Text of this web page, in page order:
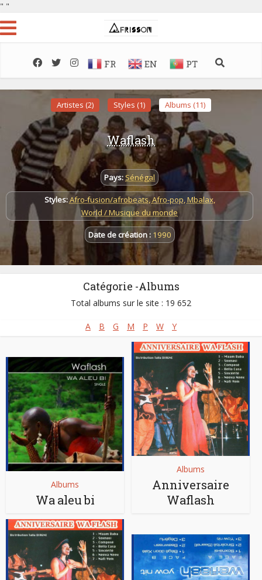
" "
FR EN PT
Artistes (2) Styles (1) Albums (11)
Waflash
Pays: Sénégal
Styles:Afro-fusion/afrobeats,Afro-pop,Mbalax,
World / Musique du monde
Date de création : 1990
Catégorie -Albums
Total albums sur le site : 19 652
A B G M P W Y
Albums
Wa aleu bi
Albums
Anniversaire
Waflash